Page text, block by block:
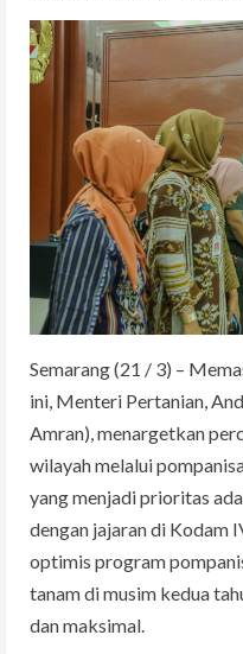
Semarang (21 / 3) –
ini, Menteri Pertanian,
Amran), menargetkan
wilayah melalui
yang menjadi prioritas
dengan jajaran di Kodam
optimis program
tanam di musim kedua
dan maksimal.